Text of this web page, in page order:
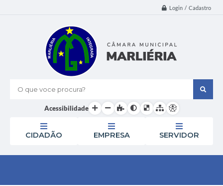
Login / Cadastro
O que voce procura?
Acessibilidade
CIDADÃO EMPRESA SERVIDOR